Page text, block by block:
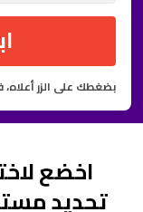
بضغطك على الزر
اخضع
تحديد